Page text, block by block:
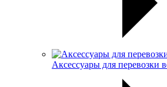
Аксессуары для перевозки